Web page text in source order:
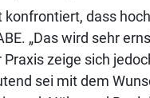
dass
„Das wird sehr
zeige sich
sei mit dem